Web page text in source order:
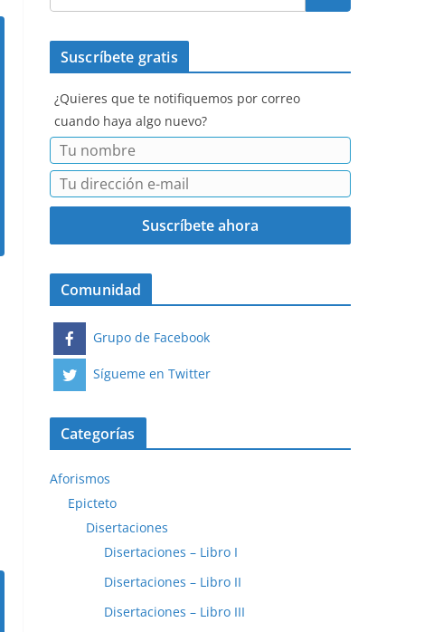
Suscríbete gratis
¿Quieres que te notifiquemos por correo
cuando haya algo nuevo?
Comunidad
Grupo de Facebook
Sígueme en Twitter
Categorías
Aforismos
Epicteto
Disertaciones
Disertaciones – Libro I
Disertaciones – Libro II
Disertaciones – Libro III